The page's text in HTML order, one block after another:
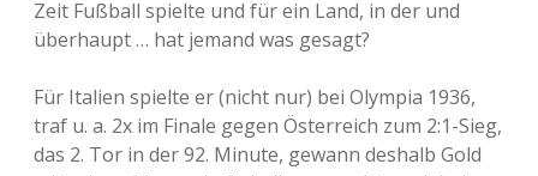
Zeit Fußball spielte und für ein Land, in der und
überhaupt … hat jemand was gesagt?
Für Italien spielte er (nicht nur) bei Olympia 1936,
traf u. a. 2x im Finale gegen Österreich zum 2:1-Sieg,
das 2. Tor in der 92. Minute, gewann deshalb Gold